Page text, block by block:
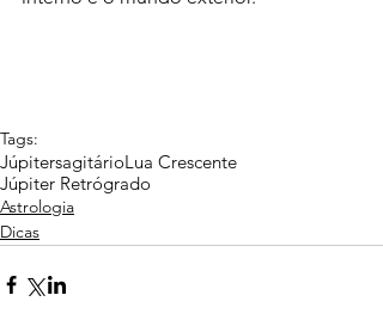
Tags:
JúpitersagitárioLua Crescente
Júpiter Retrógrado
Astrologia
Dicas